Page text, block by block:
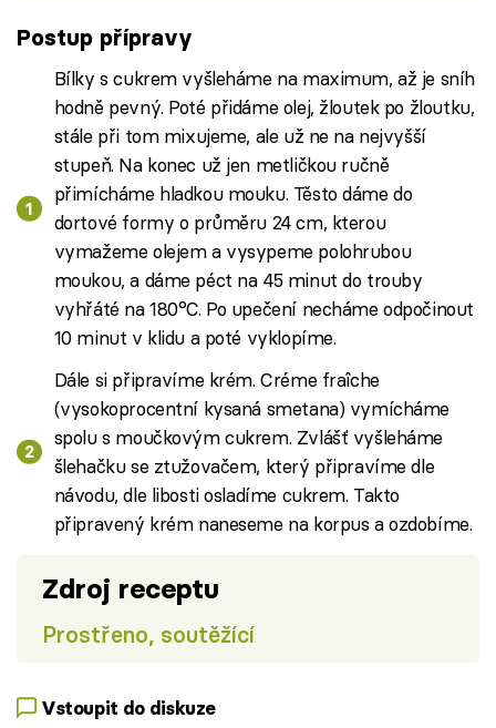
Postup přípravy
Bílky s cukrem vyšleháme na maximum, až je sníh
hodně pevný. Poté přidáme olej, žloutek po žloutku,
stále při tom mixujeme, ale už ne na nejvyšší
stupeň. Na konec už jen metličkou ručně
přimícháme hladkou mouku. Těsto dáme do
dortové formy o průměru 24 cm, kterou
vymažeme olejem a vysypeme polohrubou
moukou, a dáme péct na 45 minut do trouby
vyhřáté na 180°C. Po upečení necháme odpočinout
10 minut v klidu a poté vyklopíme.
Dále si připravíme krém. Créme fraîche
(vysokoprocentní kysaná smetana) vymícháme
spolu s moučkovým cukrem. Zvlášť vyšleháme
šlehačku se ztužovačem, který připravíme dle
návodu, dle libosti osladíme cukrem. Takto
připravený krém naneseme na korpus a ozdobíme.
Zdroj receptu
Prostřeno, soutěžící
Vstoupit do diskuze